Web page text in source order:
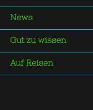
News
Gut zu wissen
Auf Reisen